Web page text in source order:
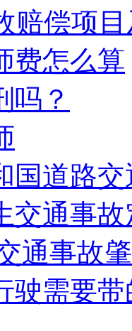
赔偿项
费怎么算
吗？
国道路
交通事
通事故
驶需要